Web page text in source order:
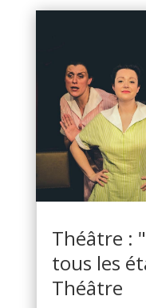
Théâtre :
tous les
Théâtre